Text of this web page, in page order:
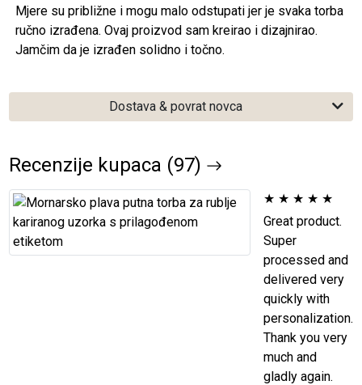
Mjere su približne i mogu malo odstupati jer je svaka torba
ručno izrađena. Ovaj proizvod sam kreirao i dizajnirao.
Jamčim da je izrađen solidno i točno.
Dostava & povrat novca
Recenzije kupaca (97)
★ ★ ★ ★ ★
Great product.
Super
processed and
delivered very
quickly with
personalization.
Thank you very
much and
gladly again.